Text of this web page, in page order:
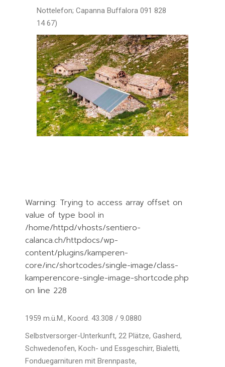
Nottelefon; Capanna Buffalora 091 828
14 67)
Warning: Trying to access array offset on
value of type bool in
/home/httpd/vhosts/sentiero-
calanca.ch/httpdocs/wp-
content/plugins/kamperen-
core/inc/shortcodes/single-image/class-
kamperencore-single-image-shortcode.php
on line 228
1959 m.ü.M., Koord. 43.308 / 9.0880
Selbstversorger-Unterkunft, 22 Plätze, Gasherd,
Schwedenofen, Koch- und Essgeschirr, Bialetti,
Fonduegarnituren mit Brennpaste,